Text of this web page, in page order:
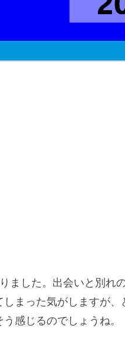
ました。出会いと別れ
まった気がしますが
感じるのでしょうね。